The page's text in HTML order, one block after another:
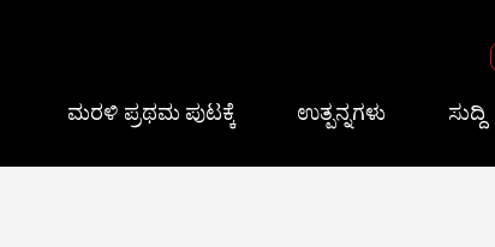
ಮರಳಿ ಪ್ರಥಮ ಪುಟಕ್ಕೆ ಉತ್ಪನ್ನಗಳು ಸುದ್ದಿ